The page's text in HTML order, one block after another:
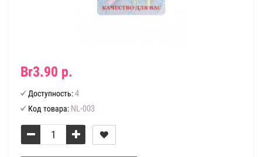
Br3.90 р.
Доступность:4
Код товара: NL-003